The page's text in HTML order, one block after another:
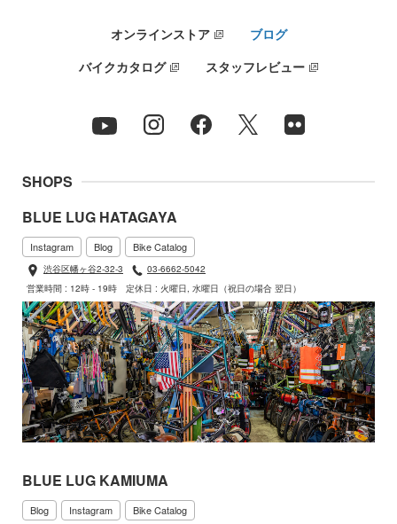
オンラインストア
ブログ
バイクカタログ
スタッフレビュー
SHOPS
BLUE LUG HATAGAYA
Instagram Blog Bike Catalog
渋谷区幡ヶ谷2-32-3
03-6662-5042
営業時間 : 12時 - 19時
定休日 : 火曜日, 水曜日（祝日の場合 翌日）
BLUE LUG KAMIUMA
Blog Instagram Bike Catalog